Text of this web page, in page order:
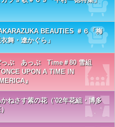
BEAUTIES ＃６「梅
衣舞・遼かぐら」
っぷ あっぷ Time＃80 雪組
ONCE UPON A TIME IN
』
かねさす紫の花（'02年花組・博多